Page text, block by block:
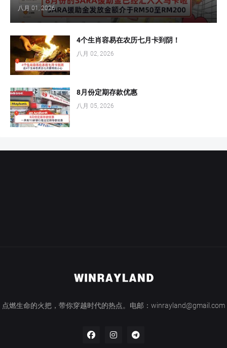
八月 01, 2026
4个生肖容易在农历七月卡到阴！
八月 02, 2026
8月份定期存款优惠
八月 05, 2026
点燃生命的火把，带你穿越时代的热点。电邮：winrayland@gmail.com